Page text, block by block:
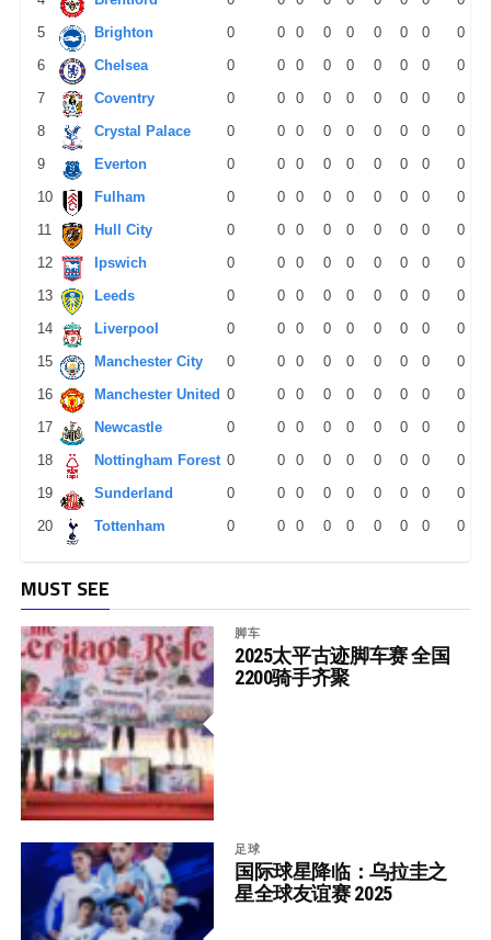
5
Brighton 0 0 0 0 0 0 0 0
0
6
Chelsea 0 0 0 0 0 0 0 0
0
7
Coventry 0 0 0 0 0 0 0 0
0
8
Crystal Palace 0 0 0 0 0 0 0 0
0
9
Everton 0 0 0 0 0 0 0 0
0
10
Fulham 0 0 0 0 0 0 0 0
0
11
Hull City 0 0 0 0 0 0 0 0
0
12
Ipswich 0 0 0 0 0 0 0 0
0
13
Leeds 0 0 0 0 0 0 0 0
0
14
Liverpool 0 0 0 0 0 0 0 0
0
15
Manchester City 0 0 0 0 0 0 0 0
0
16
Manchester United 0 0 0 0 0 0 0 0
0
17
Newcastle 0 0 0 0 0 0 0 0
0
18
Nottingham Forest 0 0 0 0 0 0 0 0
0
19
Sunderland 0 0 0 0 0 0 0 0
0
20
Tottenham 0 0 0 0 0 0 0 0 0
MUST SEE
脚车
2025太平古迹脚车赛 全国
2200骑手齐聚
足球
国际球星降临：乌拉圭之
星全球友谊赛 2025